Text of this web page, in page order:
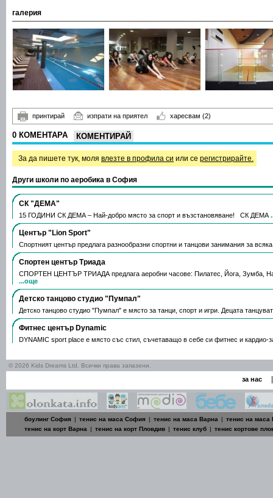
галерия
принтирай изпрати на приятел харесвам (2)
0 КОМЕНТАРА КОМЕНТИРАЙ
За да пишете тук, моля влезте в профила си или се регистрирайте.
Други школи по аеробика в София
СК "ДЕМА"
15 ГОДИНИ СК ДЕМА – Най-добро място за спорт и възстановяване! СК ДЕМА
Център "Lion Sport"
Спортният център предлага разнообразни спортни и танцови занимания за
Спортен център Триада
СПОРТЕН ЦЕНТЪР ТРИАДА предлага аеробни часове: Пилатес, Йога, Зумба,
...още
Детско танцово студио "Пумпал"
Детско танцово студио "Пумпал" е място за танци, спорт и игри. Децата
Фитнес център Dynamic
DYNAMIC sport place е място със стил, съчетаващо в себе си фитнес и кардио-
© 2026 Kids Dreams Ltd. Всички права запазени.
за нас
боулинг София | тенис на маса София | тенис на маса Варна | тенис на маса
тенис на корт Варна
| тенис на корт Пловдив | тенис клуб | тенис кортове